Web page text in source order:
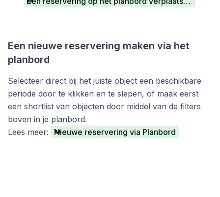
Een nieuwe reservering maken via het
planbord
Selecteer direct bij het juiste object een beschikbare
periode door te klikken en te slepen, of maak eerst
een shortlist van objecten door middel van de filters
boven in je planbord.
Lees meer:
Nieuwe reservering via Planbord